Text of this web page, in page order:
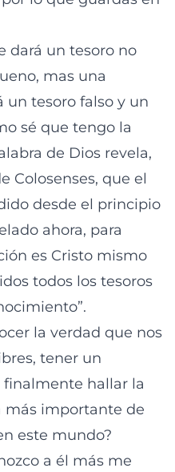
dará un tesoro no
mas una
un tesoro falso y un
sé que tengo la
de Dios revela,
Colosenses, que el
desde el principio
ahora, para
es Cristo mismo
todos los tesoros
la verdad que nos
tener un
finalmente hallar la
más importante de
este mundo?
a él más me